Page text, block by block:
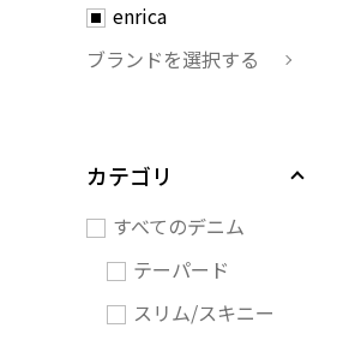
enrica
ブランドを選択する
カテゴリ
すべてのデニム
テーパード
スリム/スキニー